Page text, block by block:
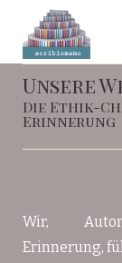
Unsere
Die Ethik-
Erinnerung
Wir,
Erinnerung,